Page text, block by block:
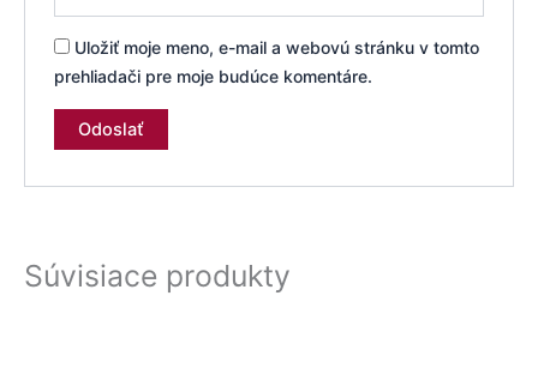
Uložiť moje meno, e-mail a webovú stránku v tomto
prehliadači pre moje budúce komentáre.
Súvisiace produkty